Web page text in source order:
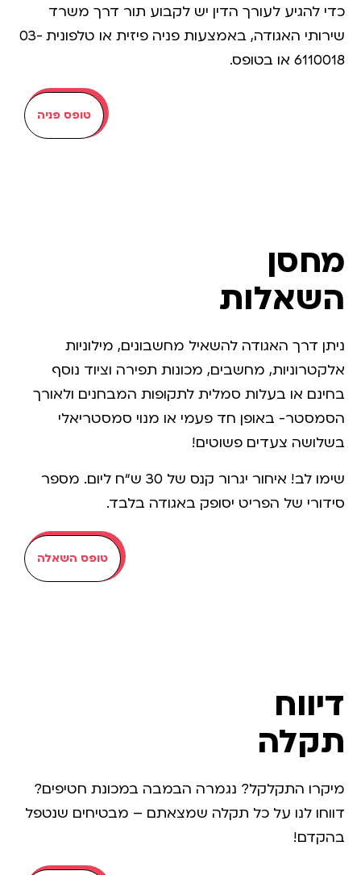
כדי להגיע לעורך הדין יש לקבוע תור דרך משרד
שירותי האגודה, באמצעות פניה פיזית או טלפונית 03-
6110018 או בטופס.
טופס פניה
מחסן
השאלות
ניתן דרך האגודה להשאיל מחשבונים, מילוניות
אלקטרוניות, מחשבים, מכונות תפירה וציוד נוסף
בחינם או בעלות סמלית לתקופות המבחנים ולאורך
הסמסטר- באופן חד פעמי או מנוי סמסטריאלי
בשלושה צעדים פשוטים!
שימו לב! איחור יגרור קנס של 30 ש“ח ליום. מספר
סידורי של הפריט יסופק באגודה בלבד.
טופס השאלה​
דיווח
תקלה
מיקרו התקלקל? נגמרה הבמבה במכונת חטיפים?
דווחו לנו על כל תקלה שמצאתם – מבטיחים שנטפל
בהקדם!